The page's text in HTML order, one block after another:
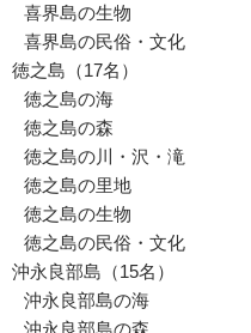
喜界島の生物
喜界島の民俗・文化
徳之島（17名）
徳之島の海
徳之島の森
徳之島の川・沢・滝
徳之島の里地
徳之島の生物
徳之島の民俗・文化
沖永良部島（15名）
沖永良部島の海
沖永良部島の森